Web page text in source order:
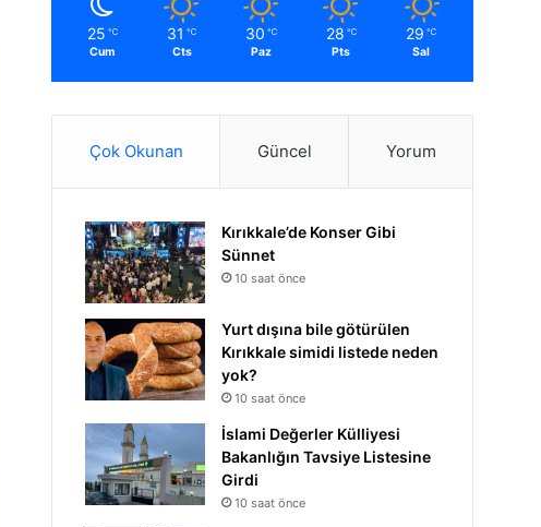
25 ℃
Cum
31 ℃
Cts
30 ℃
Paz
28 ℃
Pts
29 ℃
Sal
Çok Okunan Güncel Yorum
Kırıkkale’de Konser Gibi
Sünnet
10 saat önce
Yurt dışına bile götürülen
Kırıkkale simidi listede neden
yok?
10 saat önce
İslami Değerler Külliyesi
Bakanlığın Tavsiye Listesine
Girdi
10 saat önce